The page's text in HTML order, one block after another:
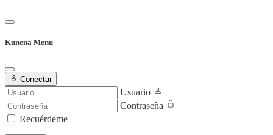
Kunena Menu
Conectar
Usuario
Contraseña
Recuérdeme